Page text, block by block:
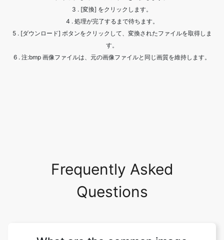
6 . 注:bmp 画像ファイルは、元の画像ファイルと同じ画質を維持します。
What are the common image